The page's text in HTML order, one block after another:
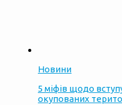
Новини
5 міфів щодо
окупованих